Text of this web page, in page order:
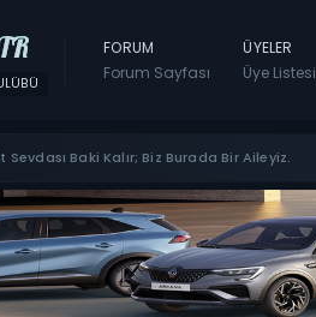
FORUM
Forum Sayfası
ÜYELER
Üye Listesi
Baki Kalır; Biz Burada Bir Aileyiz.